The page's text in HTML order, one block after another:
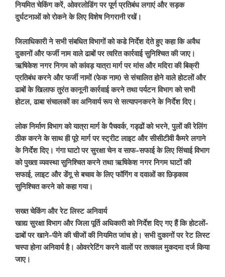
नियमित चेकिंग करें, ओवरलोडिंग पर पूर्ण प्रतिबंध लगाएं और सड़क
दुर्घटनाओं को रोकने के लिए विशेष निगरानी रखें।
जिलाधिकारी ने सभी संबधित विभागों को कडे निर्देश देते हुए कहा कि अवैध
दुकानों और फर्जी नाम वाले ढाबों पर त्वरित कार्रवाई सुनिश्चित की जाए।
ऋषिकेश नगर निगम को कांवड़ यात्रा मार्ग पर मांस और मदिरा की बिक्री
प्रतिबंध करने और फर्जी नामों (फेक नाम) से संचालित होने वाले होटलों और
ढाबों के खिलाफ तुरंत कानूनी कार्रवाई करने तथा पर्यटन विभाग को सभी
होटल, ढाबा संचालकों का अनिवार्य रूप से सत्यापनकरने के निर्देश दिए।
लोक निर्माण विभाग को यात्रा मार्ग के पैचवर्क, गड्ढों को भरने, पुलों की रेलिंग
ठीक करने के साथ ही पूरे मार्ग पर स्ट्रीट लाइट और सीसीटीवी कैमरे लगाने
के निर्देश दिए। गंगा घाटो पर सुरक्षा चेन व साफ-सफाई के लिए सिंचाई विभाग
को पुख्ता व्यवस्था सुनिश्चित करने तथा ऋषिकेश नगर निगम घाटों की
सफाई, लाइट और डेंगू से बचाव के लिए फॉगिंग व दवाओं का छिड़काव
सुनिश्चित करने को कहा गया।
सख्त चेकिंग और रेट लिस्ट अनिवार्य
खाद्य सुरक्षा विभाग और जिला पूर्ति अधिकारी को निर्देश दिए गए हैं कि होटलों-
ढाबों पर खाने-पीने की चीजों की नियमित जांच हो। सभी दुकानों पर रेट लिस्ट
चस्पा होना अनिवार्य है। ओवररेटिंग करने वालों पर तत्काल मुकदमा दर्ज किया
जाए।